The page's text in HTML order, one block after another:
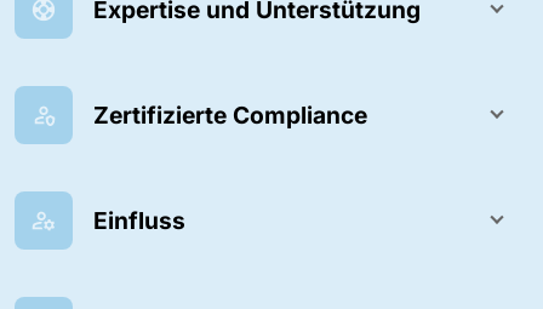
Expertise und Unterstützung
Zertifizierte Compliance
Einfluss